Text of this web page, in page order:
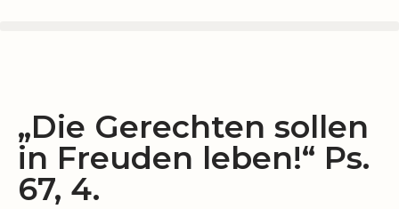
„Die Gerechten sollen
in Freuden leben!“ Ps.
67, 4.